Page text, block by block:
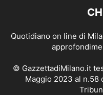
Quotidiano on line di
© GazzettadiMilano.it
Maggio 2023 al n.58